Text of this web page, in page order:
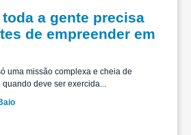
a gente precisa
de empreender em
uma missão complexa e cheia de
deve ser exercida...